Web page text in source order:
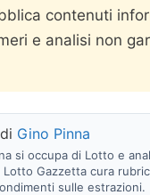
contenuti
e analisi non
Gino Pinna
si occupa di Lotto e
Lotto Gazzetta cura
sulle estrazioni.